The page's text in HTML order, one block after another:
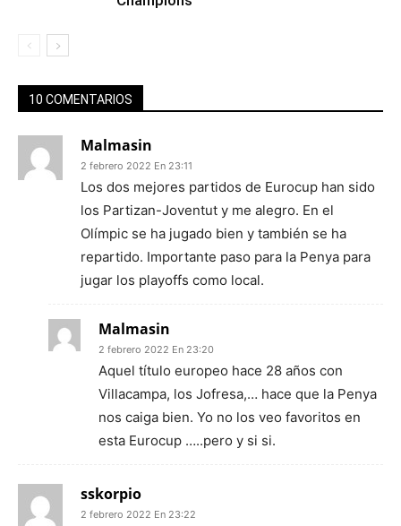
10 COMENTARIOS
Malmasin
2 febrero 2022 En 23:11
Los dos mejores partidos de Eurocup han sido
los Partizan-Joventut y me alegro. En el
Olímpic se ha jugado bien y también se ha
repartido. Importante paso para la Penya para
jugar los playoffs como local.
Malmasin
2 febrero 2022 En 23:20
Aquel título europeo hace 28 años con
Villacampa, los Jofresa,… hace que la Penya
nos caiga bien. Yo no los veo favoritos en
esta Eurocup …..pero y si si.
sskorpio
2 febrero 2022 En 23:22